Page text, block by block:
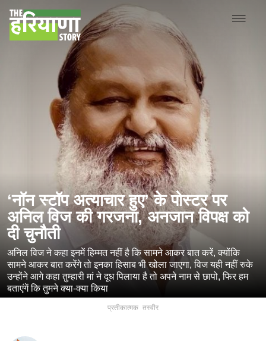
‘नॉन स्टॉप अत्याचार हुए’ के पोस्टर पर
अनिल विज की गरजना, अनजान विपक्ष को
दी चुनौती
अनिल विज ने कहा इनमें हिम्मत नहीं है कि सामने आकर बात करें, क्योंकि
सामने आकर बात करेंगे तो इनका हिसाब भी खोला जाएगा, विज यही नहीं रुके
उन्होंने आगे कहा तुम्हारी मां ने दूध पिलाया है तो अपने नाम से छापो, फिर हम
बताएंगें कि तुमने क्या-क्या किया
प्रतीकात्मक तस्वीर